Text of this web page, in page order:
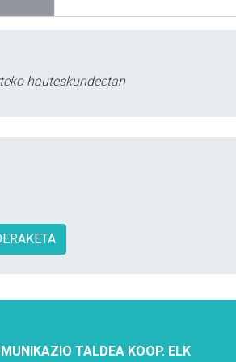
hauteskundeetan
TALDEA KOOP. ELK